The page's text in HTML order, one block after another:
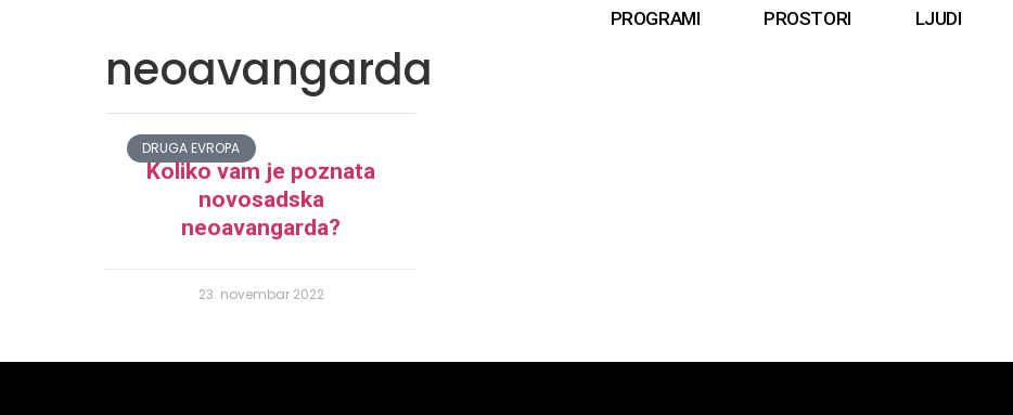
PROGRAMI PROSTORI LJUDI
neoavangarda
DRUGA EVROPA
Koliko vam je poznata
novosadska
neoavangarda?
23. novembar 2022